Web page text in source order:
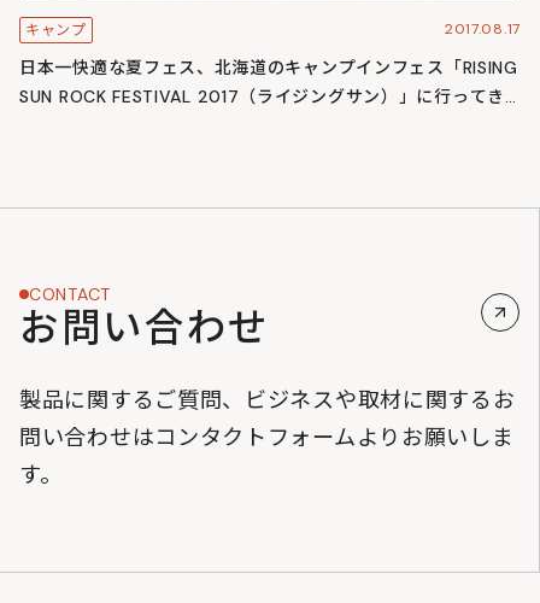
キャンプ 2017.08.17
日本一快適な夏フェス、北海道のキャンプインフェス「RISING
SUN ROCK FESTIVAL 2017（ライジングサン）」に行ってき
CONTACT
お問い合わせ
製品に関するご質問、ビジネスや取材に関するお
問い合わせはコンタクトフォームよりお願いしま
す。